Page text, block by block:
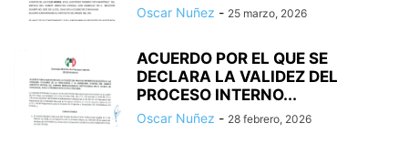
Oscar Nuñez - 25 marzo, 2026
ACUERDO POR EL QUE SE
DECLARA LA VALIDEZ DEL
PROCESO INTERNO...
Oscar Nuñez - 28 febrero, 2026